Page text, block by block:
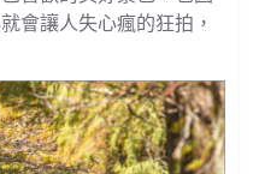
會讓人失心瘋的狂拍，